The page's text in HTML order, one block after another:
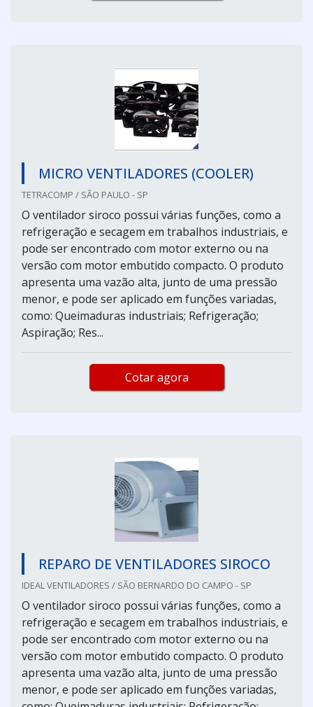
MICRO VENTILADORES (COOLER)
TETRACOMP / SÃO PAULO - SP
O ventilador siroco possui várias funções, como a
refrigeração e secagem em trabalhos industriais, e
pode ser encontrado com motor externo ou na
versão com motor embutido compacto. O produto
apresenta uma vazão alta, junto de uma pressão
menor, e pode ser aplicado em funções variadas,
como: Queimaduras industriais; Refrigeração;
Aspiração; Res...
Cotar agora
REPARO DE VENTILADORES SIROCO
IDEAL VENTILADORES / SÃO BERNARDO DO CAMPO - SP
O ventilador siroco possui várias funções, como a
refrigeração e secagem em trabalhos industriais, e
pode ser encontrado com motor externo ou na
versão com motor embutido compacto. O produto
apresenta uma vazão alta, junto de uma pressão
menor, e pode ser aplicado em funções variadas,